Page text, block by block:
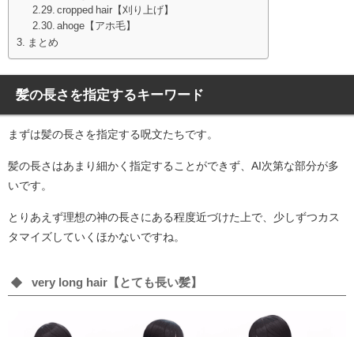
cropped hair【刈り上げ】
ahoge【アホ毛】
まとめ
髪の長さを指定するキーワード
まずは髪の長さを指定する呪文たちです。
髪の長さはあまり細かく指定することができず、AI次第な部分が多
いです。
とりあえず理想の神の長さにある程度近づけた上で、少しずつカス
タマイズしていくほかないですね。
very long hair【とても長い髪】